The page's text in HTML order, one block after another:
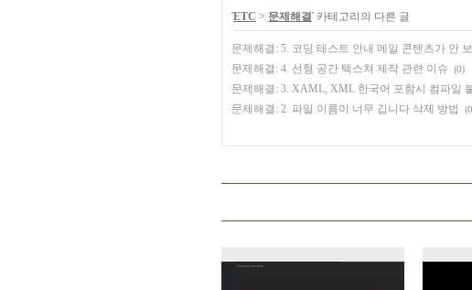
'ETC > 문제해결' 카테고리의 다른 글
문제해결: 5. 코딩 테스트 안내 메일 콘텐츠가 안
문제해결: 4. 선형 공간 텍스쳐 제작 관련 이슈 (0)
문제해결: 3. XAML, XML 한국어 포함시 컴파일
문제해결: 2. 파일 이름이 너무 깁니다 삭제 방법